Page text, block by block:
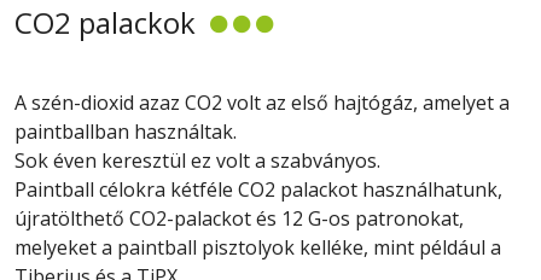
CO2 palackok
A szén-dioxid azaz CO2 volt az első hajtógáz, amelyet a
paintballban használtak.
Sok éven keresztül ez volt a szabványos.
Paintball célokra kétféle CO2 palackot használhatunk,
újratölthető CO2-palackot és 12 G-os patronokat,
melyeket a paintball pisztolyok kelléke, mint például a